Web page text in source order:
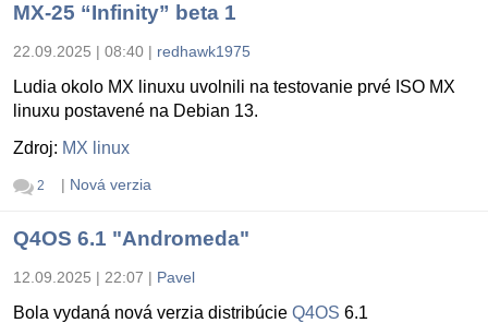
MX-25 “Infinity” beta 1
22.09.2025 | 08:40 | redhawk1975
Ludia okolo MX linuxu uvolnili na testovanie prvé ISO MX
linuxu postavené na Debian 13.
Zdroj: MX linux
2 | Nová verzia
Q4OS 6.1 "Andromeda"
12.09.2025 | 22:07 | Pavel
Bola vydaná nová verzia distribúcie Q4OS 6.1